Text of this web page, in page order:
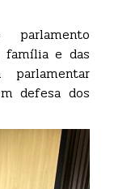
família e das
defesa dos